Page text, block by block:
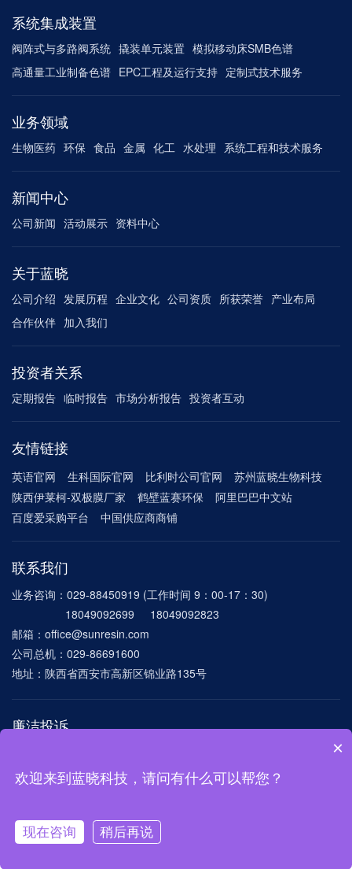
系统集成装置
阀阵式与多路阀系统 撬装单元装置 模拟移动床SMB色谱
高通量工业制备色谱 EPC工程及运行支持 定制式技术服务
业务领域
生物医药 环保 食品 金属 化工 水处理 系统工程和技术服务
新闻中心
公司新闻 活动展示 资料中心
关于蓝晓
公司介绍 发展历程 企业文化 公司资质 所获荣誉 产业布局
合作伙伴 加入我们
投资者关系
定期报告 临时报告 市场分析报告 投资者互动
友情链接
英语官网 生科国际官网 比利时公司官网
苏州蓝晓生物科技
陕西伊莱柯-双极膜厂家
鹤壁蓝赛环保
阿里巴巴中文站
百度爱采购平台
中国供应商商铺
联系我们
业务咨询：029-88450919 (工作时间 9：00-17：30)
18049092699 18049092823
邮箱：office@sunresin.com
公司总机：029-86691600
地址：陕西省西安市高新区锦业路135号
廉洁投诉
邮箱： lxlianjie@sunresin.com mygang@sunresin.com
陕公网安备 61019002001017号
×
欢迎来到蓝晓科技，请问有什么可以帮您？
现在咨询
稍后再说
在线咨询
电话联系